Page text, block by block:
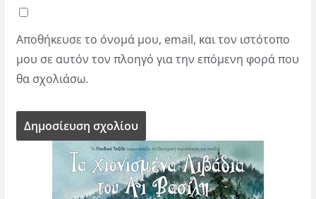
Αποθήκευσε το όνομά μου, email, και τον ιστότοπο
μου σε αυτόν τον πλοηγό για την επόμενη φορά που
θα σχολιάσω.